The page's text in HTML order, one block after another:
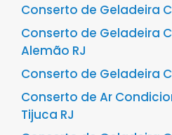
Conserto de Geladeira
Conserto de Geladeira
Alemão RJ
Conserto de Geladeira
Conserto de Ar
Tijuca RJ